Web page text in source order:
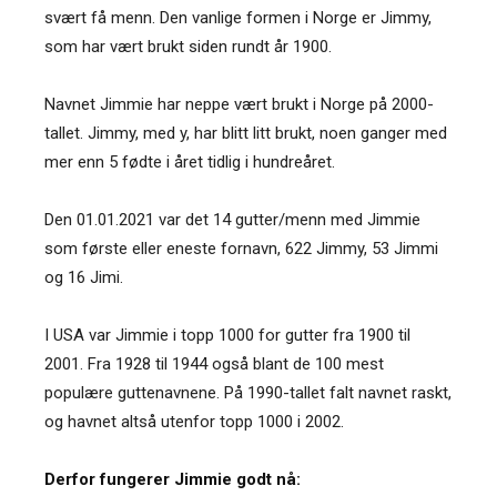
svært få menn. Den vanlige formen i Norge er Jimmy,
som har vært brukt siden rundt år 1900.
Navnet Jimmie har neppe vært brukt i Norge på 2000-
tallet. Jimmy, med y, har blitt litt brukt, noen ganger med
mer enn 5 fødte i året tidlig i hundreåret.
Den 01.01.2021 var det 14 gutter/menn med Jimmie
som første eller eneste fornavn, 622 Jimmy, 53 Jimmi
og 16 Jimi.
I USA var Jimmie i topp 1000 for gutter fra 1900 til
2001. Fra 1928 til 1944 også blant de 100 mest
populære guttenavnene. På 1990-tallet falt navnet raskt,
og havnet altså utenfor topp 1000 i 2002.
Derfor fungerer Jimmie godt nå: